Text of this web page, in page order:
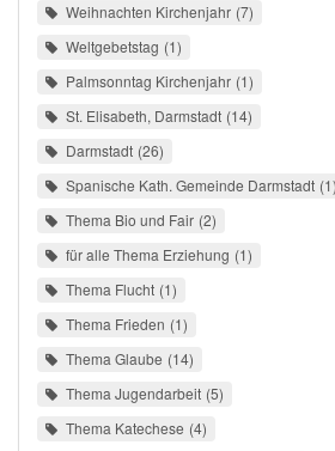
Weihnachten Kirchenjahr 7
Weltgebetstag 1
Palmsonntag Kirchenjahr 1
St. Elisabeth, Darmstadt 14
Darmstadt 26
Spanische Kath. Gemeinde Darmstadt 1
Thema Bio und Fair 2
für alle Thema Erziehung 1
Thema Flucht 1
Thema Frieden 1
Thema Glaube 14
Thema Jugendarbeit 5
Thema Katechese 4